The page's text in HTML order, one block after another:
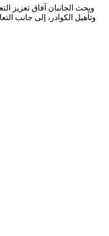
وبحث الجانبان آفاق تعزيز
وتأهيل الكوادر، إلى جانب